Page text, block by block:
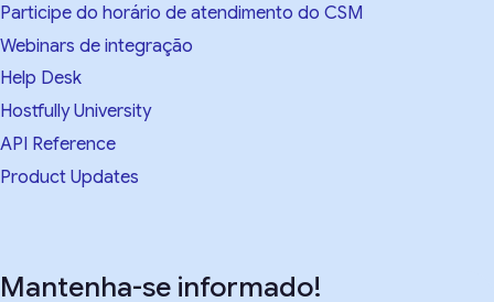
Participe do horário de atendimento do CSM
Webinars de integração
Help Desk
Hostfully University
API Reference
Product Updates
Mantenha-se informado!